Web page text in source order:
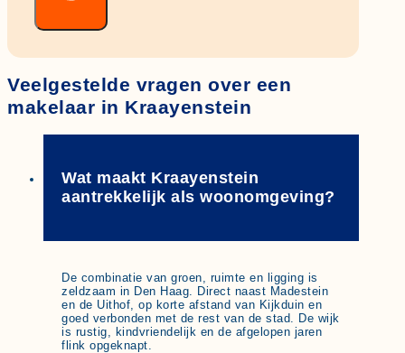
Veelgestelde vragen over een
makelaar in Kraayenstein
Wat maakt Kraayenstein
aantrekkelijk als woonomgeving?
De combinatie van groen, ruimte en ligging is
zeldzaam in Den Haag. Direct naast Madestein
en de Uithof, op korte afstand van Kijkduin en
goed verbonden met de rest van de stad. De wijk
is rustig, kindvriendelijk en de afgelopen jaren
flink opgeknapt.